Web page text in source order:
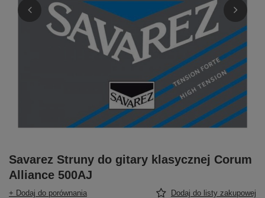
Savarez Struny do gitary klasycznej Corum
Alliance 500AJ
+ Dodaj do porównania Dodaj do listy zakupowej